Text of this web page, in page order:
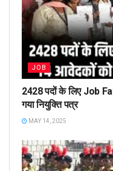
JOB
2428 पदों के लिए Job
गया नियुक्ति पत्र
MAY 14, 2025